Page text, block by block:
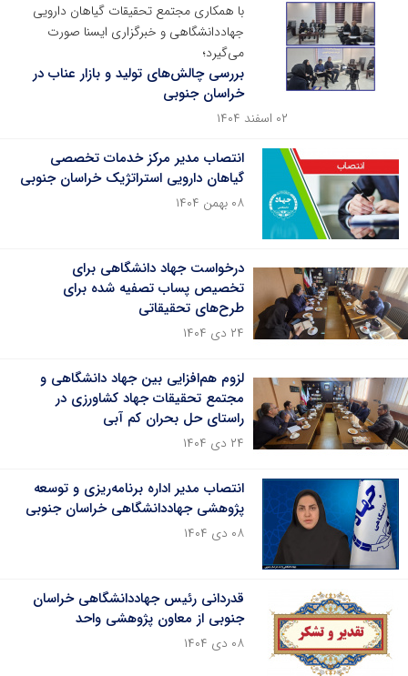
با همکاری مجتمع تحقیقات گیاهان دارویی
جهاددانشگاهی و خبرگزاری ایسنا صورت
می‌گیرد؛
بررسی چالش‌های تولید و بازار عناب در
خراسان جنوبی
۰۲ اسفند ۱۴۰۴
انتصاب مدیر مرکز خدمات تخصصی
گیاهان دارویی استراتژیک خراسان جنوبی
۰۸ بهمن ۱۴۰۴
درخواست جهاد دانشگاهی برای
تخصیص پساب تصفیه شده برای
طرح‌های تحقیقاتی
۲۴ دی ۱۴۰۴
لزوم هم‌افزایی بین جهاد دانشگاهی و
مجتمع تحقیقات جهاد کشاورزی در
راستای حل بحران کم آبی
۲۴ دی ۱۴۰۴
انتصاب مدیر اداره برنامه‌ریزی و توسعه
پژوهشی جهاددانشگاهی خراسان جنوبی
۰۸ دی ۱۴۰۴
قدردانی رئیس جهاددانشگاهی خراسان
جنوبی از معاون پژوهشی واحد
۰۸ دی ۱۴۰۴